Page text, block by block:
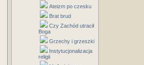
Ateizm po czesku
Brat brud
Czy Zachód utracił
Boga
Grzechy i grzeszki
Instytucjonalizacja
religii